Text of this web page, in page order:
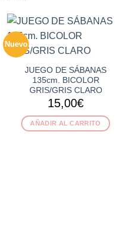
Nuevo
JUEGO DE SÁBANAS
135cm. BICOLOR
GRIS/GRIS CLARO
15,00€
AÑADIR AL CARRITO